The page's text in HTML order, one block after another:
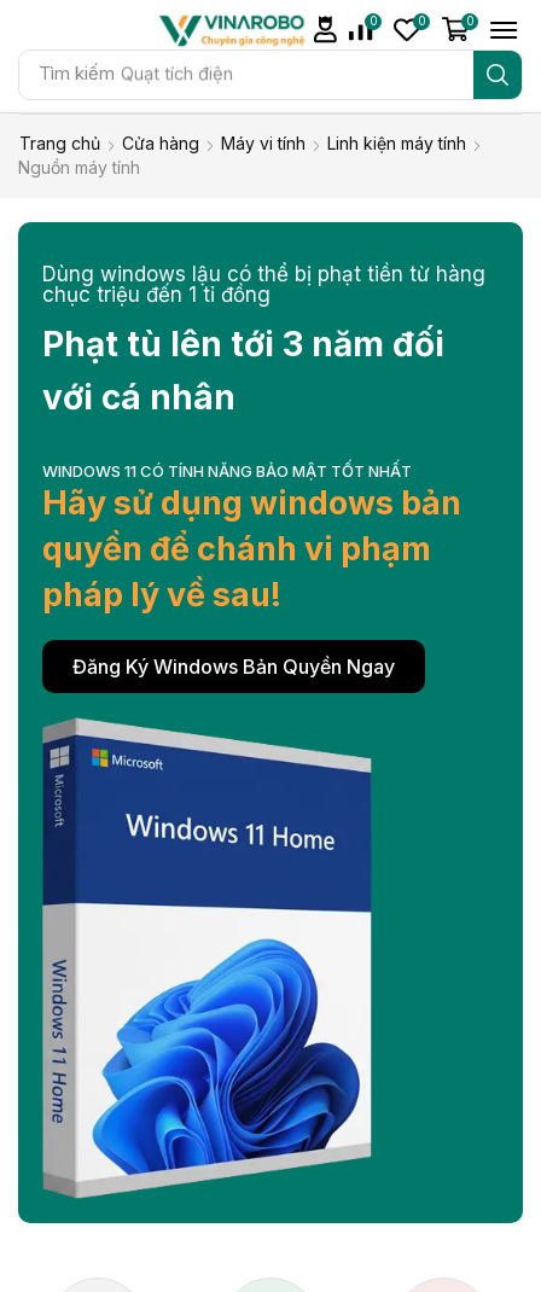
Tìm kiếm Quạt tích điện
0 0 0
Trang chủ Cửa hàng Máy vi tính
Linh kiện máy tính
Nguồn máy tính
Dùng windows lậu có thể bị phạt tiền từ hàng
chục triệu đến 1 tỉ đồng
Phạt tù lên tới 3 năm đối
với cá nhân
WINDOWS 11 CÓ TÍNH NĂNG BẢO MẬT TỐT NHẤT
Hãy sử dụng windows bản
quyền để chánh vi phạm
pháp lý về sau!
Đăng Ký Windows Bản Quyền Ngay